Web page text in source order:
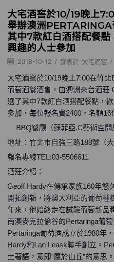
大宅酒窖於10/19晚上
舉辦澳洲
其中7款紅白酒搭配餐
興趣的人士參加
2018-10-12 / 發表於 大宅酒窖 /
大宅酒窖於10/19晚上7:00在竹
葡萄酒餐酒會，由澳洲來台酒莊
選了其中7款紅白酒搭配餐點，
參加，每位報名費2400，名額16
BBQ餐廳（蘇菲亞.C藝術空間
地址：竹北市自強三路188號（大
報名專線TEL:03-5506611
酒莊介紹：
Geoff Hardy在傳承家族160年悠
開拓創新，將澳大利亞的葡萄種
年來，他始終走在試驗葡萄新品
南澳麥克拉倫谷的Pertaringa葡
Pertaringa葡萄酒成立於1980年
Hardy和Lan Leask聯手創立。
土著語，意即”屬於山丘”的意思